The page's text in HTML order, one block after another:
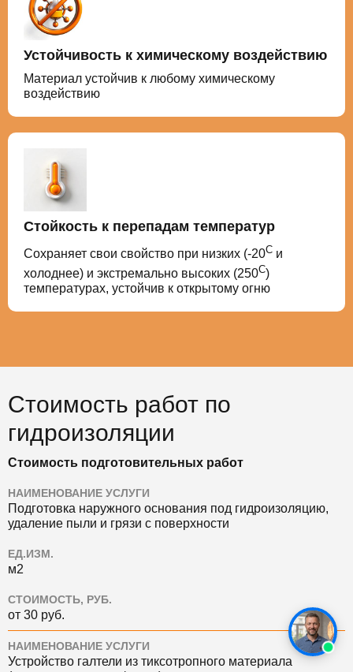
Устойчивость к химическому воздействию
Материал устойчив к любому химическому
воздействию
Стойкость к перепадам температур
Сохраняет свои свойство при низких (-20С и
холоднее) и экстремально высоких (250С)
температурах, устойчив к открытому огню
Стоимость работ по
гидроизоляции
Стоимость подготовительных работ
НАИМЕНОВАНИЕ УСЛУГИ
Подготовка наружного основания под гидроизоляцию,
удаление пыли и грязи с поверхности
ЕД.ИЗМ.
м2
СТОИМОСТЬ, РУБ.
от 30 руб.
НАИМЕНОВАНИЕ УСЛУГИ
Устройство галтели из тиксотропного материала